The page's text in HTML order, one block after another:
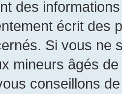
des
écrit des
Si vous ne
mineurs âgés
conseillons